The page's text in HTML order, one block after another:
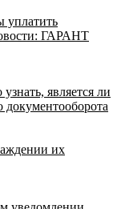
уплатить
ГАРАНТ
является ли
документооборота
их